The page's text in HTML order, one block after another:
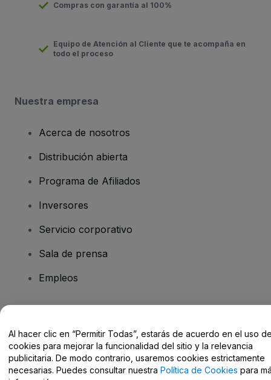
Compras con garantía al 100%
Equipo de Atención al Cliente que te acompaña en
todo el proceso
Nuestra empresa
Acerca de nosotros
Distribución abierta
Programa de Afiliados
Inversores
Servicio corporativo
Sala de prensa
Empleos
Centro de Ayuda / Contacto
Al hacer clic en “Permitir Todas”, estarás de acuerdo en el uso
cookies para mejorar la funcionalidad del sitio y la relevancia
publicitaria. De modo contrario, usaremos cookies estrictamente
necesarias. Puedes consultar nuestra Política de Cookies para